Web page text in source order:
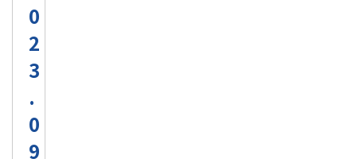
0
2
3
.
0
9